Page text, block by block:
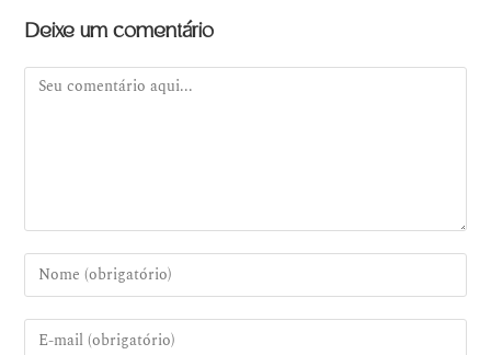
Deixe um comentário